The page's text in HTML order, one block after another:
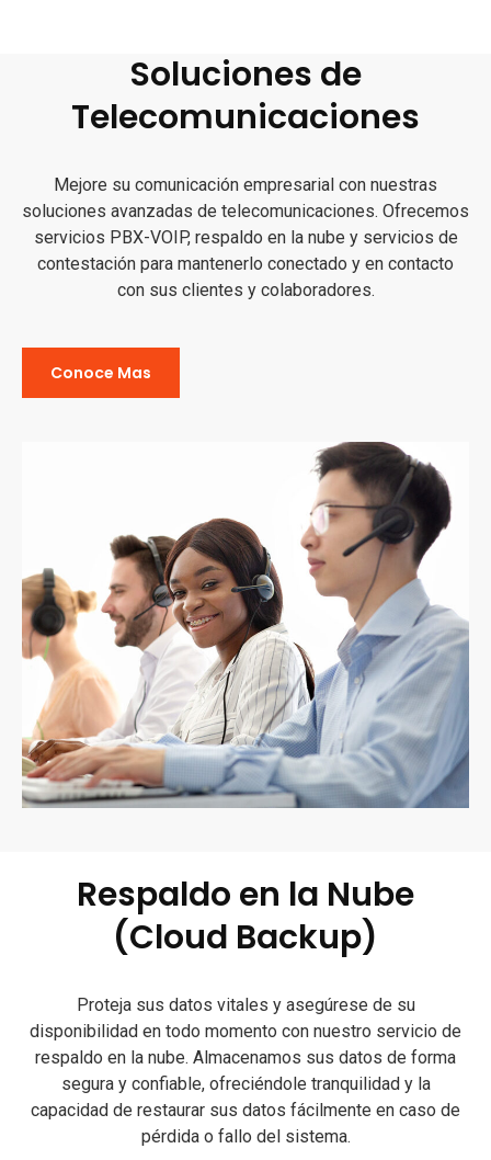
Soluciones de
Telecomunicaciones
Mejore su comunicación empresarial con nuestras
soluciones avanzadas de telecomunicaciones. Ofrecemos
servicios PBX-VOIP, respaldo en la nube y servicios de
contestación para mantenerlo conectado y en contacto
con sus clientes y colaboradores.
Conoce Mas
Respaldo en la Nube
(Cloud Backup)
Proteja sus datos vitales y asegúrese de su
disponibilidad en todo momento con nuestro servicio de
respaldo en la nube. Almacenamos sus datos de forma
segura y confiable, ofreciéndole tranquilidad y la
capacidad de restaurar sus datos fácilmente en caso de
pérdida o fallo del sistema.